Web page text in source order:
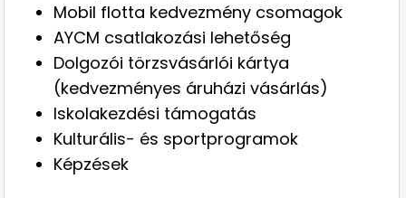
Mobil flotta kedvezmény csomagok
AYCM csatlakozási lehetőség
Dolgozói törzsvásárlói kártya
(kedvezményes áruházi vásárlás)
Iskolakezdési támogatás
Kulturális- és sportprogramok
Képzések